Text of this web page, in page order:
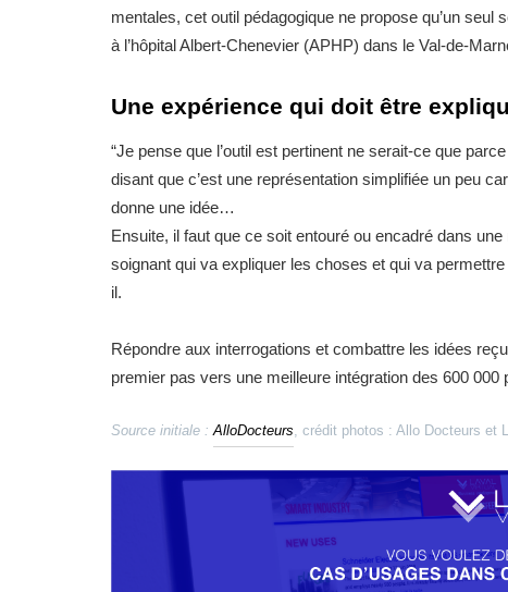
mentales, cet outil pédagogique ne propose qu’un
à l’hôpital Albert-Chenevier (APHP) dans le Val-de-
Une expérience qui doit être
“Je pense que l’outil est pertinent ne serait-ce que
disant que c’est une représentation simplifiée un peu
donne une idée…
Ensuite, il faut que ce soit entouré ou encadré dans
soignant qui va expliquer les choses et qui va
il.
Répondre aux interrogations et combattre les idées
premier pas vers une meilleure intégration des 600
Source initiale :AlloDocteurs, crédit photos : Allo Docteurs et